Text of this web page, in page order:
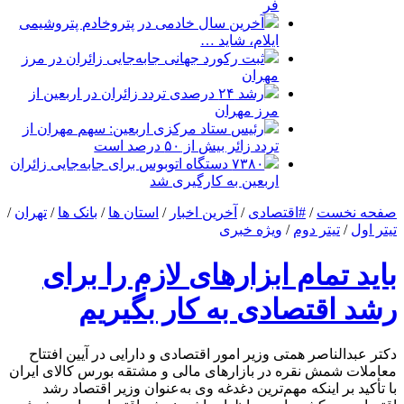
فر
آخرین سال خادمی در پتروخادم پتروشیمی
ایلام، شاید …
ثبت رکورد جهانی جابه‌جایی زائران در مرز
مهران
رشد ۲۴ درصدی تردد زائران در اربعین از
مرز مهران
رئیس ستاد مرکزی اربعین: سهم مهران از
تردد زائر بیش از ۵۰ درصد است
۷۳۸۰ دستگاه اتوبوس برای جابه‌جایی زائران
اربعین به‌ کارگیری شد
صفحه نخست / #اقتصادی / آخرین اخبار / استان ها / بانک ها / تهران /
تیتر اول / تیتر دوم / ویژه خبری
باید تمام ابزارهای لازم را برای
رشد اقتصادی به کار بگیریم
دکتر عبدالناصر همتی وزیر امور اقتصادی و دارایی در آیین افتتاح
معاملات شمش نقره در بازارهای مالی و مشتقه بورس کالای ایران
با تأکید بر اینکه مهم‌ترین دغدغه وی به‌عنوان وزیر اقتصاد رشد